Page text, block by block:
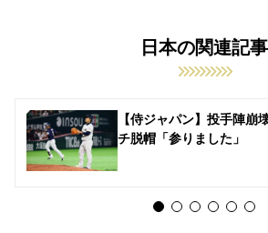
日本の関連記事
【侍ジャパン】投手陣崩
チ脱帽「参りました」